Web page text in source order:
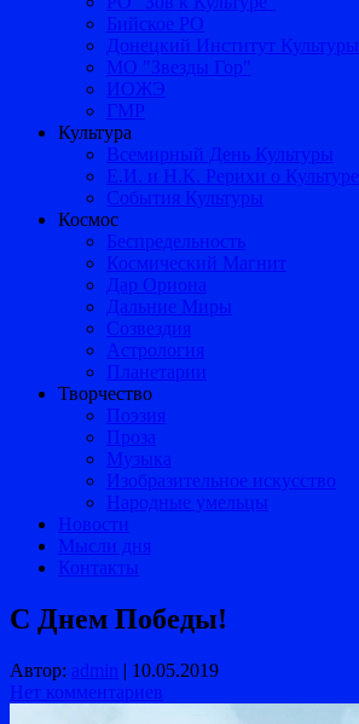
Бийское РО
Донецкий Институт Культуры
МО "Звезды Гор"
ИОЖЭ
ГМР
Культура
Всемирный День Культуры
Е.И. и Н.К. Рерихи о Культуре
События Культуры
Космос
Беспредельность
Космический Магнит
Дар Ориона
Дальние Миры
Созвездия
Астрология
Планетарии
Творчество
Поэзия
Проза
Музыка
Изобразительное искусство
Народные умельцы
Новости
Мысли дня
Контакты
С Днем Победы!
Автор: admin | 10.05.2019
Нет комментариев